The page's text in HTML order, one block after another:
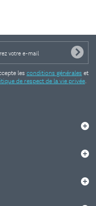
les conditions générales et
de respect de la vie privée.